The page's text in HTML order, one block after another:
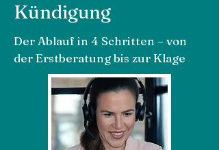
Kündigung
Der Ablauf in 4 Schritten – von
der Erstberatung bis zur Klage